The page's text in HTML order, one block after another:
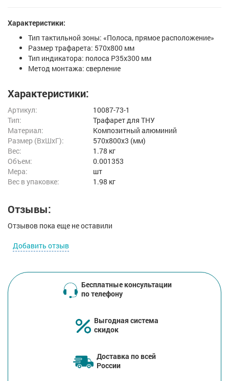
Характеристики:
Тип тактильной зоны: «Полоса, прямое расположение»
Размер трафарета: 570х800 мм
Тип индикатора: полоса Р35х300 мм
Метод монтажа: сверление
Характеристики:
Артикул:
10087-73-1
Тип:
Трафарет для ТНУ
Материал:
Композитный алюминий
Размер (ВxШxГ):
570x800x3 (мм)
Вес:
1.78 кг
Объем:
0.001353
Мера:
шт
Вес в упаковке:
1.98 кг
Отзывы:
Отзывов пока еще не оставили
Добавить отзыв
Бесплатные консультации
по телефону
Выгодная система
скидок
Доставка по всей
России